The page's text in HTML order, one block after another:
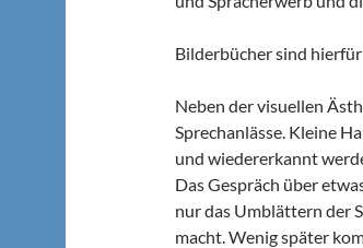
Bilderbücher sind
Neben der visuellen
Sprechanlässe. Kleine
und wiedererkannt
Das Gespräch über
nur das Umblättern der
macht. Wenig später